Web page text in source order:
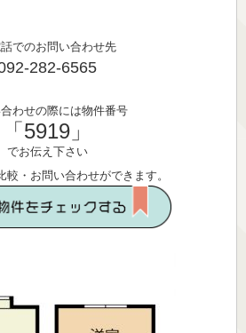
でのお問い合わせ先
282-6565
わせの際には物件番号
「5919」
でお伝え下さい
較・お問い合わせができます。